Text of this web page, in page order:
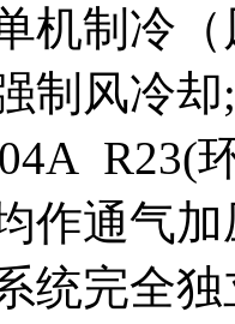
机制冷
制风冷却;
R23(
作通气
统完全独